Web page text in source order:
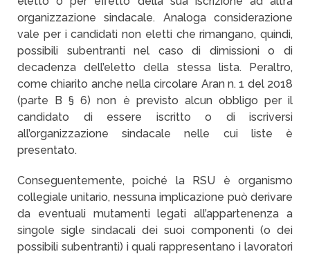
organizzazione sindacale. Analoga considerazione
vale per i candidati non eletti che rimangano, quindi,
possibili subentranti nel caso di dimissioni o di
decadenza dell’eletto della stessa lista. Peraltro,
come chiarito anche nella circolare Aran n. 1 del 2018
(parte B § 6) non è previsto alcun obbligo per il
candidato di essere iscritto o di iscriversi
all’organizzazione sindacale nelle cui liste è
presentato.
Conseguentemente, poiché la RSU è organismo
collegiale unitario, nessuna implicazione può derivare
da eventuali mutamenti legati all’appartenenza a
singole sigle sindacali dei suoi componenti (o dei
possibili subentranti) i quali rappresentano i lavoratori